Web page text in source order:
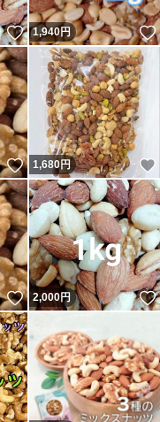
いいね！
1,940円
いいね！
1,680円
いいね！
2,000円